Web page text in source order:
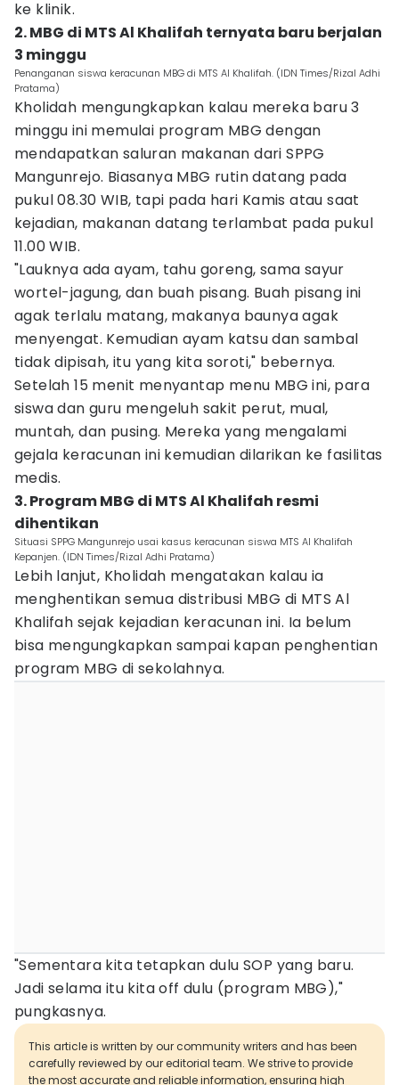
ke klinik.
2. MBG di MTS Al Khalifah ternyata baru berjalan
3 minggu
Penanganan siswa keracunan MBG di MTS Al Khalifah. (IDN Times/Rizal Adhi
Pratama)
Kholidah mengungkapkan kalau mereka baru 3
minggu ini memulai program MBG dengan
mendapatkan saluran makanan dari SPPG
Mangunrejo. Biasanya MBG rutin datang pada
pukul 08.30 WIB, tapi pada hari Kamis atau saat
kejadian, makanan datang terlambat pada pukul
11.00 WIB.
"Lauknya ada ayam, tahu goreng, sama sayur
wortel-jagung, dan buah pisang. Buah pisang ini
agak terlalu matang, makanya baunya agak
menyengat. Kemudian ayam katsu dan sambal
tidak dipisah, itu yang kita soroti," bebernya.
Setelah 15 menit menyantap menu MBG ini, para
siswa dan guru mengeluh sakit perut, mual,
muntah, dan pusing. Mereka yang mengalami
gejala keracunan ini kemudian dilarikan ke fasilitas
medis.
3. Program MBG di MTS Al Khalifah resmi
dihentikan
Situasi SPPG Mangunrejo usai kasus keracunan siswa MTS Al Khalifah
Kepanjen. (IDN Times/Rizal Adhi Pratama)
Lebih lanjut, Kholidah mengatakan kalau ia
menghentikan semua distribusi MBG di MTS Al
Khalifah sejak kejadian keracunan ini. Ia belum
bisa mengungkapkan sampai kapan penghentian
program MBG di sekolahnya.
"Sementara kita tetapkan dulu SOP yang baru.
Jadi selama itu kita off dulu (program MBG),"
pungkasnya.
This article is written by our community writers and has been
carefully reviewed by our editorial team. We strive to provide
the most accurate and reliable information, ensuring high